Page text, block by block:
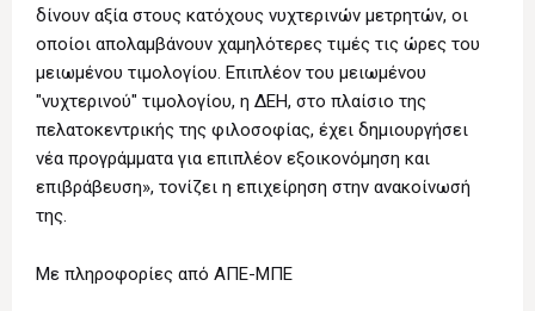
δίνουν αξία στους κατόχους νυχτερινών μετρητών, οι
οποίοι απολαμβάνουν χαμηλότερες τιμές τις ώρες του
μειωμένου τιμολογίου. Επιπλέον του μειωμένου
"νυχτερινού" τιμολογίου, η ΔΕΗ, στο πλαίσιο της
πελατοκεντρικής της φιλοσοφίας, έχει δημιουργήσει
νέα προγράμματα για επιπλέον εξοικονόμηση και
επιβράβευση», τονίζει η επιχείρηση στην ανακοίνωσή
της.
Με πληροφορίες από ΑΠΕ-ΜΠΕ